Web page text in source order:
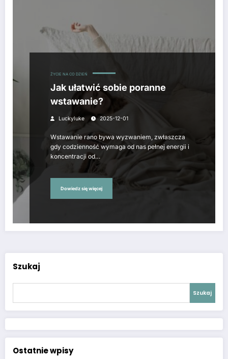
ŻYCIE NA CO DZIEŃ
Jak ułatwić sobie poranne
wstawanie?
Luckyluke 2025-12-01
Wstawanie rano bywa wyzwaniem, zwłaszcza
gdy codzienność wymaga od nas pełnej energii i
koncentracji od…
Dowiedz się więcej
Szukaj
Szukaj
Ostatnie wpisy